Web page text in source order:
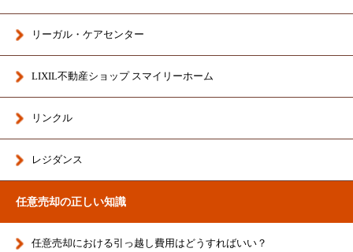
リーガル・ケアセンター
LIXIL不動産ショップ スマイリーホーム
リンクル
レジダンス
任意売却の正しい知識
任意売却における引っ越し費用はどうすればいい？